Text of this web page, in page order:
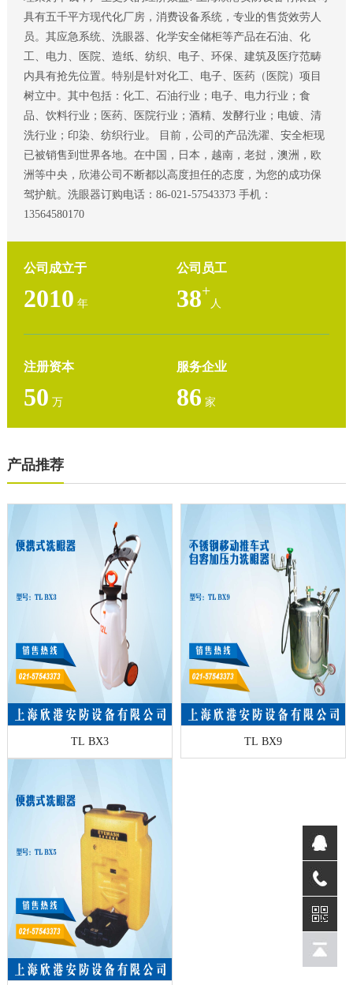
具有五千平方现代化厂房，消费设备系统，专业的售货效劳人
员。其应急系统、洗眼器、化学安全储柜等产品在石油、化
工、电力、医院、造纸、纺织、电子、环保、建筑及医疗范畴
内具有抢先位置。特别是针对化工、电子、医药（医院）项目
树立中。其中包括：化工、石油行业；电子、电力行业；食
品、饮料行业；医药、医院行业；酒精、发酵行业；电镀、清
洗行业；印染、纺织行业。 目前，公司的产品洗濯、安全柜现
已被销售到世界各地。在中国，日本，越南，老挝，澳洲，欧
洲等中央，欣港公司不断都以高度担任的态度，为您的成功保
驾护航。洗眼器订购电话：86-021-57543373 手机：
13564580170
公司成立于
2010 年
公司员工
38+
人
注册资本
50 万
服务企业
86 家
产品推荐
TL BX3 TL BX9